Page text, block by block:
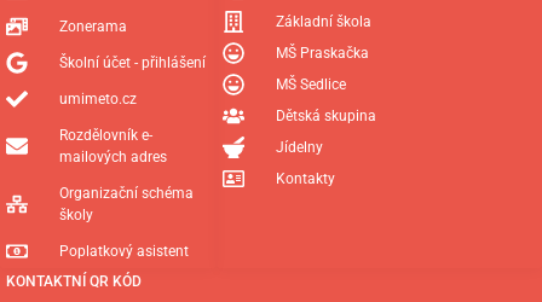
KONTAKTNÍ QR KÓD
Základní škola
MŠ Praskačka
MŠ Sedlice
Dětská skupina
Jídelny
Kontakty
Zonerama
Školní účet - přihlášení
umimeto.cz
Rozdělovník e-
mailových adres
Organizační schéma
školy
Poplatkový asistent